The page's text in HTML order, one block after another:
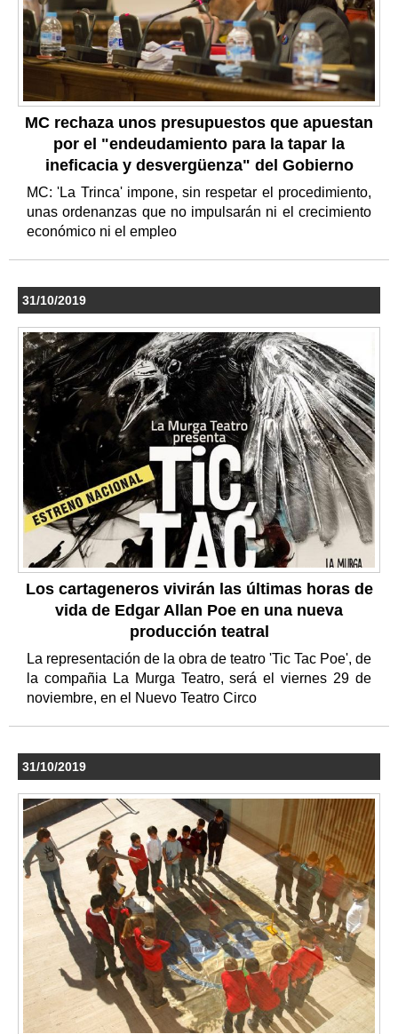
MC rechaza unos presupuestos que apuestan
por el "endeudamiento para la tapar la
ineficacia y desvergüenza" del Gobierno
MC: 'La Trinca' impone, sin respetar el procedimiento,
unas ordenanzas que no impulsarán ni el crecimiento
económico ni el empleo
31/10/2019
Los cartageneros vivirán las últimas horas de
vida de Edgar Allan Poe en una nueva
producción teatral
La representación de la obra de teatro 'Tic Tac Poe', de
la compañia La Murga Teatro, será el viernes 29 de
noviembre, en el Nuevo Teatro Circo
31/10/2019